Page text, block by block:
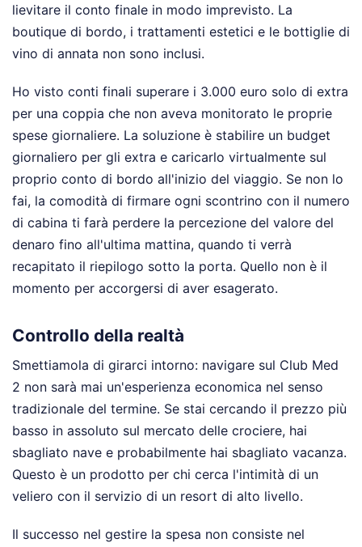
lievitare il conto finale in modo imprevisto. La
boutique di bordo, i trattamenti estetici e le bottiglie di
vino di annata non sono inclusi.
Ho visto conti finali superare i 3.000 euro solo di extra
per una coppia che non aveva monitorato le proprie
spese giornaliere. La soluzione è stabilire un budget
giornaliero per gli extra e caricarlo virtualmente sul
proprio conto di bordo all'inizio del viaggio. Se non lo
fai, la comodità di firmare ogni scontrino con il numero
di cabina ti farà perdere la percezione del valore del
denaro fino all'ultima mattina, quando ti verrà
recapitato il riepilogo sotto la porta. Quello non è il
momento per accorgersi di aver esagerato.
Controllo della realtà
Smettiamola di girarci intorno: navigare sul Club Med
2 non sarà mai un'esperienza economica nel senso
tradizionale del termine. Se stai cercando il prezzo più
basso in assoluto sul mercato delle crociere, hai
sbagliato nave e probabilmente hai sbagliato vacanza.
Questo è un prodotto per chi cerca l'intimità di un
veliero con il servizio di un resort di alto livello.
Il successo nel gestire la spesa non consiste nel